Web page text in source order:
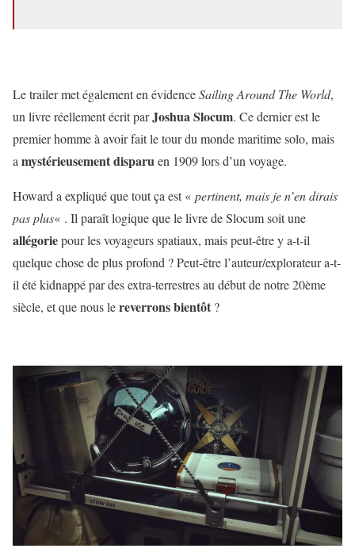
Le trailer met également en évidenceSailing Around The World,
un livre réellement écrit parJoshua Slocum. Ce dernier est le
premier homme à avoir fait le tour du monde maritime solo, mais
a mystérieusement disparu en 1909 lors d’un voyage.
Howard a expliqué que tout ça est « pertinent, mais je n’en dirais
pas plus« . Il paraît logique que le livre de Slocum soit une
allégoriepour les voyageurs spatiaux, mais peut-être y a-t-il
quelque chose de plus profond ? Peut-être l’auteur/explorateur a-t-
il été kidnappé par des extra-terrestres au début de notre 20ème
siècle, et que nous lereverrons bientôt ?